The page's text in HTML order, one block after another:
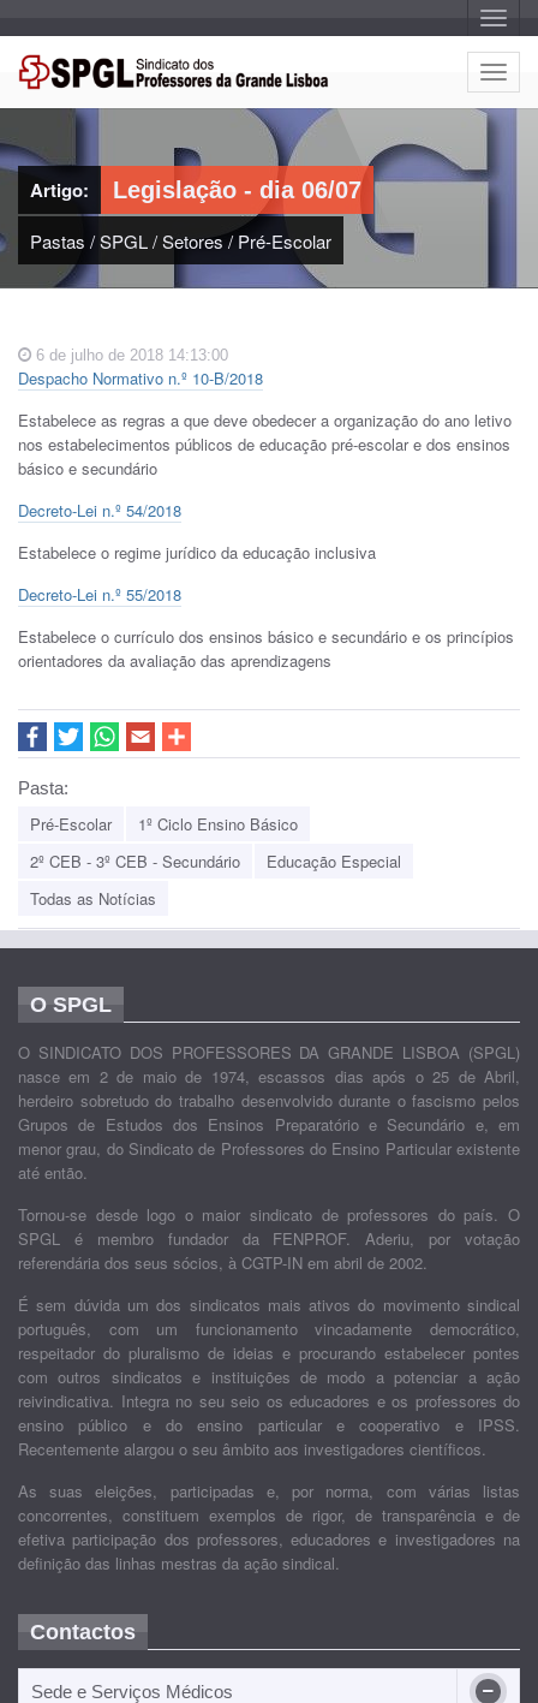
A
l
t
e
r
a
o
A
l
t
n
a
Artigo: Legislação - dia 06/07
Pastas /SPGL/Setores/Pré-Escolar
6 de julho de 2018 14:13:00
Despacho Normativo n.º 10-B/2018
Estabelece as regras a que deve obedecer a organização do ano letivo
nos estabelecimentos públicos de educação pré-escolar e dos ensinos
básico e secundário
Decreto-Lei n.º 54/2018
Estabelece o regime jurídico da educação inclusiva
Decreto-Lei n.º 55/2018
Estabelece o currículo dos ensinos básico e secundário e os princípios
orientadores da avaliação das aprendizagens
Pasta:
Pré-Escolar
1º Ciclo Ensino Básico
2º CEB - 3º CEB - Secundário
Educação Especial
Todas as Notícias
O SPGL
O SINDICATO DOS PROFESSORES DA GRANDE LISBOA (SPGL)
nasce em 2 de maio de 1974, escassos dias após o 25 de Abril,
herdeiro sobretudo do trabalho desenvolvido durante o fascismo pelos
Grupos de Estudos dos Ensinos Preparatório e Secundário e, em
menor grau, do Sindicato de Professores do Ensino Particular existente
até então.
Tornou-se desde logo o maior sindicato de professores do país. O
SPGL é membro fundador da FENPROF. Aderiu, por votação
referendária dos seus sócios, à CGTP-IN em abril de 2002.
É sem dúvida um dos sindicatos mais ativos do movimento sindical
português, com um funcionamento vincadamente democrático,
respeitador do pluralismo de ideias e procurando estabelecer pontes
com outros sindicatos e instituições de modo a potenciar a ação
reivindicativa. Integra no seu seio os educadores e os professores do
ensino público e do ensino particular e cooperativo e IPSS.
Recentemente alargou o seu âmbito aos investigadores científicos.
As suas eleições, participadas e, por norma, com várias listas
concorrentes, constituem exemplos de rigor, de transparência e de
efetiva participação dos professores, educadores e investigadores na
definição das linhas mestras da ação sindical.
Contactos
Sede e Serviços Médicos